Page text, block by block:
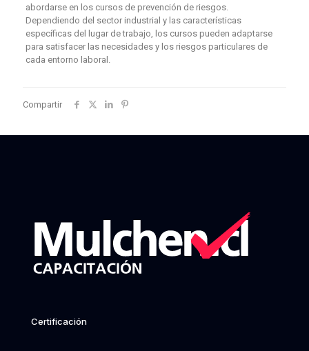
abordarse en los cursos de prevención de riesgos.
Dependiendo del sector industrial y las características
específicas del lugar de trabajo, los cursos pueden adaptarse
para satisfacer las necesidades y los riesgos particulares de
cada entorno laboral.
Compartir
Certificación